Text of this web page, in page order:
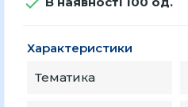
Характеристики
Тематика